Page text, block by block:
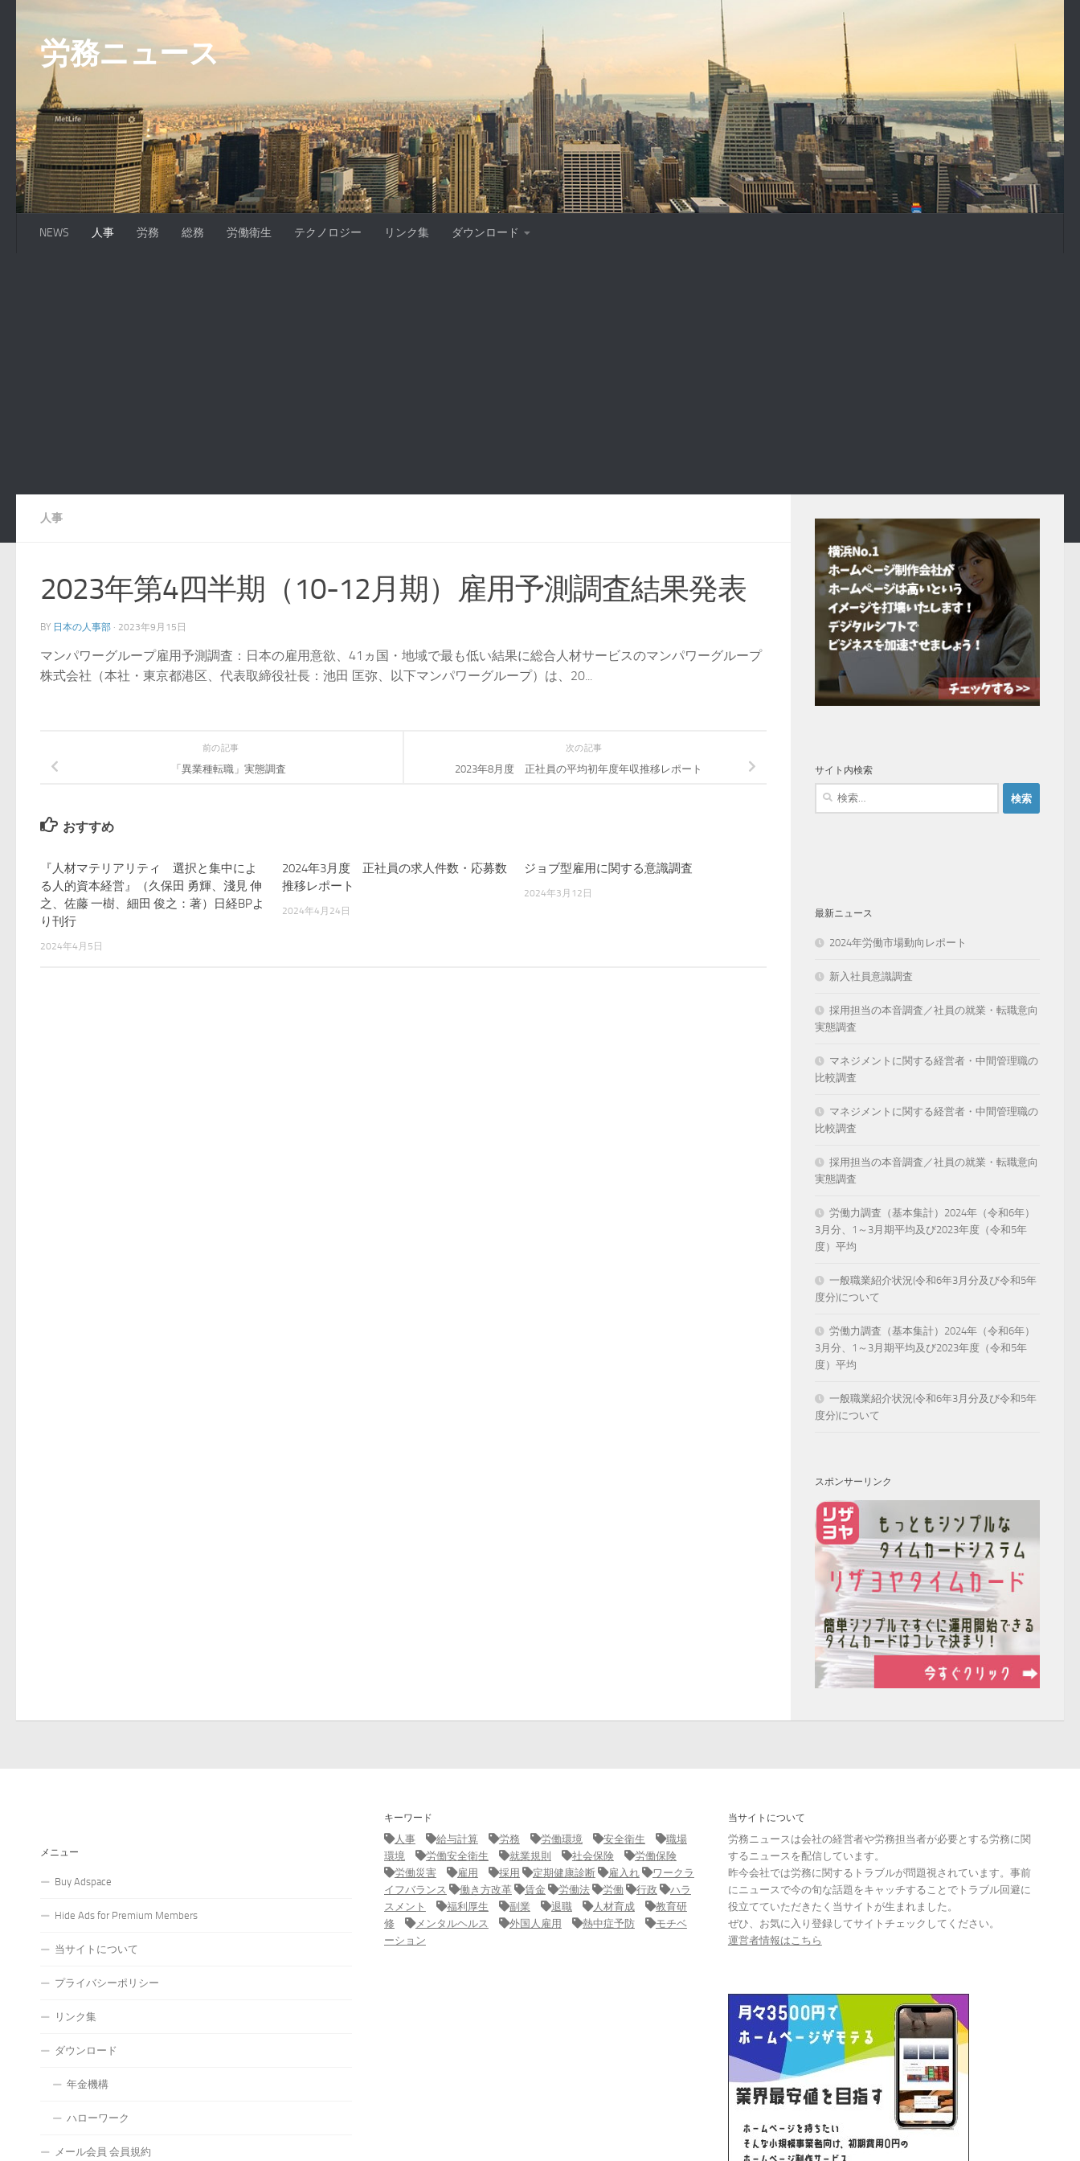
労務ニュース
NEWS 人事 労務 総務 労働衛生 テクノロジー リンク集 ダウンロード
人事
2023年第4四半期（10-12月期）雇用予測調査結果発表
BY 日本の人事部 · 2023年9月15日
マンパワーグループ雇用予測調査：日本の雇用意欲、41ヵ国・地域で最も低い結果に総合人材サービスのマンパワーグループ
株式会社（本社・東京都港区、代表取締役社長：池田 匡弥、以下マンパワーグループ）は、20...
次の記事
2023年8月度 正社員の平均初年度年収推移レポート
前の記事
「異業種転職」実態調査
おすすめ
『人材マテリアリティ 選択と集中によ
る人的資本経営』（久保田 勇輝、淺見 伸
之、佐藤 一樹、細田 俊之：著）日経BPよ
り刊行
2024年4月5日
2024年3月度 正社員の求人件数・応募数
推移レポート
2024年4月24日
ジョブ型雇用に関する意識調査
2024年3月12日
サイト内検索
検
最新ニュース
2024年労働市場動向レポート
新入社員意識調査
採用担当の本音調査／社員の就業・転職意向
実態調査
マネジメントに関する経営者・中間管理職の
比較調査
マネジメントに関する経営者・中間管理職の
比較調査
採用担当の本音調査／社員の就業・転職意向
実態調査
労働力調査（基本集計）2024年（令和6年）
3月分、1～3月期平均及び2023年度（令和5年
度）平均
一般職業紹介状況(令和6年3月分及び令和5年
度分)について
労働力調査（基本集計）2024年（令和6年）
3月分、1～3月期平均及び2023年度（令和5年
度）平均
一般職業紹介状況(令和6年3月分及び令和5年
度分)について
スポンサーリンク
メニュー
Buy Adspace
Hide Ads for Premium Members
当サイトについて
プライバシーポリシー
リンク集
ダウンロード
年金機構
ハローワーク
メール会員 会員規約
キーワード
人事
給与計算 労務 労働環境 安全衛生
職場
環境
労働安全衛生 就業規則 社会保険
労働保険
労働災害
雇用 採用 定期健康診断 雇入れ
ワークラ
イフバランス
働き方改革 賃金 労働法 労働 行政
ハラ
スメント
福利厚生 副業 退職 人材育成
教育研
修
メンタルヘルス 外国人雇用 熱中症予防
モチベ
ーション
当サイトについて
労務ニュースは会社の経営者や労務担当者が必要とする労務に関
するニュースを配信しています。
昨今会社では労務に関するトラブルが問題視されています。事前
にニュースで今の旬な話題をキャッチすることでトラブル回避に
役立てていただきたく当サイトが生まれました。
ぜひ、お気に入り登録してサイトチェックしてください。
運営者情報はこちら